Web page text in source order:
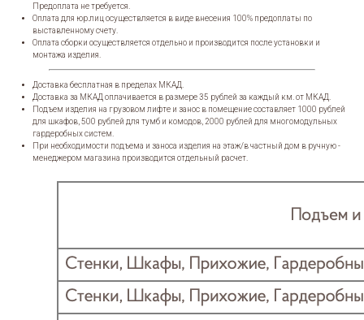
Предоплата не требуется.
Оплата для юр.лиц осуществляется в виде внесения 100% предоплаты по
выставленному счету.
Оплата сборки осуществляется отдельно и производится после установки и
монтажа изделия.
Доставка бесплатная в пределах МКАД.
Доставка за МКАД оплачивается в размере 35 рублей за каждый км. от МКАД.
Подъем изделия на грузовом лифте и занос в помещение составляет 1000 рублей
для шкафов, 500 рублей для тумб и комодов, 2000 рублей для многомодульных
гардеробных систем.
При необходимости подъема и заноса изделия на этаж/в частный дом в ручную -
менеджером магазина производится отдельный расчет.